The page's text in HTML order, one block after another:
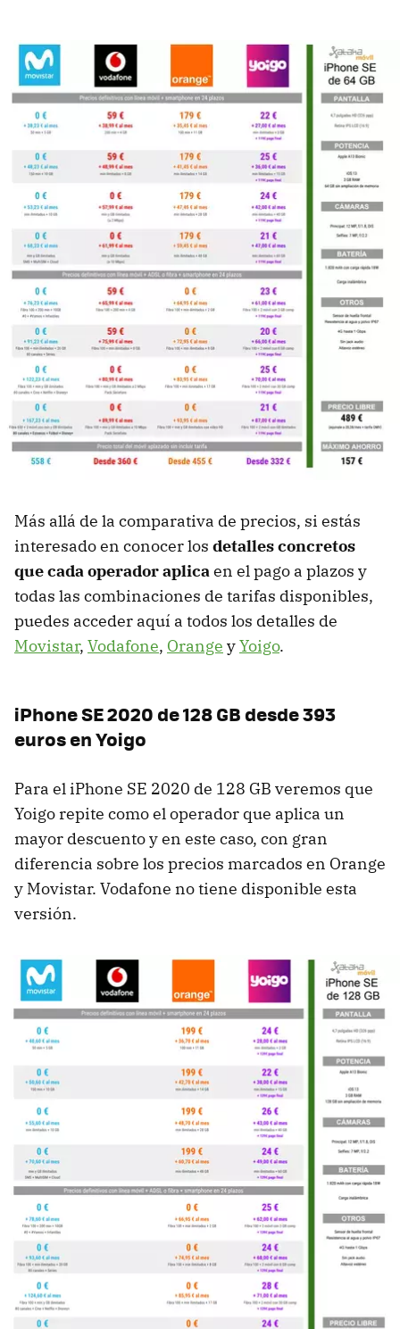
Más allá de la comparativa de precios, si estás
interesado en conocer los detalles concretos
que cada operador aplicaen el pago a plazos y
todas las combinaciones de tarifas disponibles,
puedes acceder aquí a todos los detalles de
Movistar, Vodafone, Orange yYoigo.
iPhone SE 2020 de 128 GB desde 393
euros en Yoigo
Para el iPhone SE 2020 de 128 GB veremos que
Yoigo repite como el operador que aplica un
mayor descuento y en este caso, con gran
diferencia sobre los precios marcados en Orange
y Movistar. Vodafone no tiene disponible esta
versión.